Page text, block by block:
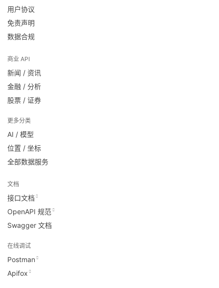
用户协议
免责声明
数据合规
商业 API
新闻 / 资讯
金融 / 分析
股票 / 证券
更多分类
AI / 模型
位置 / 坐标
全部数据服务
文档
接口文档
OpenAPI 规范
Swagger 文档
在线调试
Postman
Apifox